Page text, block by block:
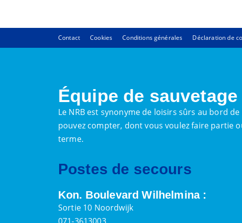
Contact Cookies Conditions générales Déclaration de
Équipe de
Le NRB est synonyme de loisirs sûrs au bord
pouvez compter, dont vous voulez faire partie
terme.
Postes de secours
Kon. Boulevard Wilhelmina :
Sortie 10 Noordwijk